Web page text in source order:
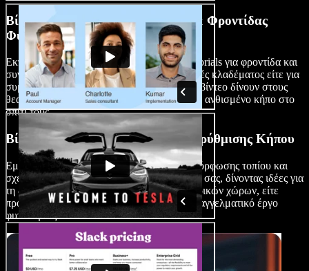
Βίντεο με Tutorials Περιποίησης & Φροντίδας
Φυτών
Εκπαιδεύστε το κοινό σας με λεπτομερή tutorials για φροντίδα και
συντήρηση φυτών. Είτε πρόκειται για τεχνικές κλαδέματος είτε για
συμβουλές βιολογικής κηπουρικής, αυτά τα βίντεο δίνουν στους
θεατές τα εφόδια για να καλλιεργήσουν έναν ανθισμένο κήπο στο
σπίτι τους.
Βίντεο Σχεδιασμού Τοπίου & Διαρρύθμισης Κήπου
Εμπνεύστε δημιουργικότητα με βίντεο διαμόρφωσης τοπίου και
σχεδιασμού κήπου. Αναδείξτε τις δεξιότητές σας, δίνοντας ιδέες για
τη δημιουργία αισθητικά ευχάριστων εξωτερικών χώρων, είτε
πρόκειται για έναν DIY κήπο είτε για ένα επαγγελματικό έργο
φυτοκομίας.